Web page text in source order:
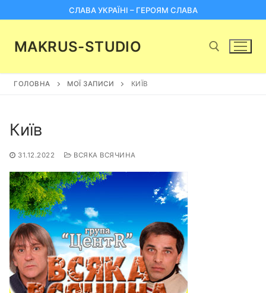
до
СЛАВА УКРАЇНІ – ГЕРОЯМ СЛАВА
MAKRUS-STUDIO
ГОЛОВНА МОЇ ЗАПИСИ КИЇВ
Київ
31.12.2022 ВСЯКА ВСЯЧИНА